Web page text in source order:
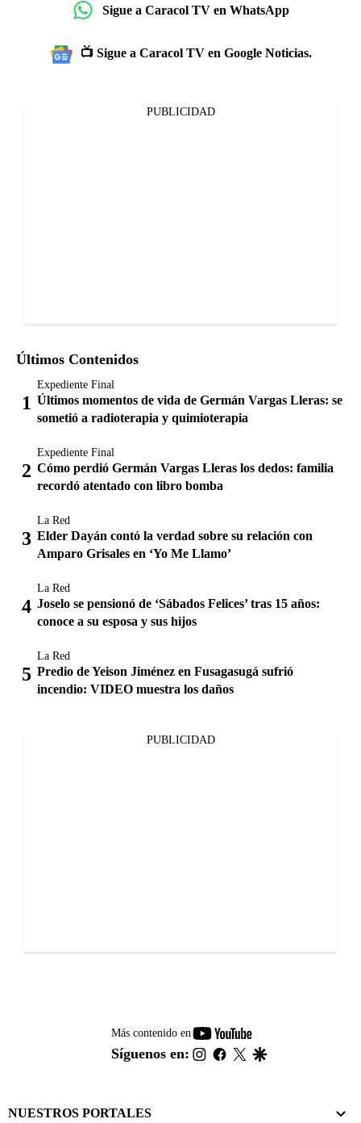
Sigue a Caracol TV en WhatsApp
📺 Sigue a Caracol TV en Google Noticias.
PUBLICIDAD
Últimos Contenidos
Expediente Final
Últimos momentos de vida de Germán Vargas Lleras: se
sometió a radioterapia y quimioterapia
Expediente Final
Cómo perdió Germán Vargas Lleras los dedos: familia
recordó atentado con libro bomba
La Red
Elder Dayán contó la verdad sobre su relación con
Amparo Grisales en ‘Yo Me Llamo’
La Red
Joselo se pensionó de ‘Sábados Felices’ tras 15 años:
conoce a su esposa y sus hijos
La Red
Predio de Yeison Jiménez en Fusagasugá sufrió
incendio: VIDEO muestra los daños
PUBLICIDAD
Más contenido en
youtube-
footer
Síguenos en: instagram
facebook
twitter
NUESTROS PORTALES